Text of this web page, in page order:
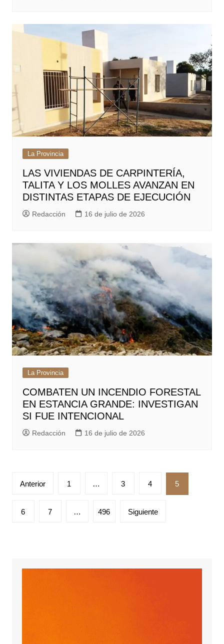
La Provincia
LAS VIVIENDAS DE CARPINTERÍA,
TALITA Y LOS MOLLES AVANZAN EN
DISTINTAS ETAPAS DE EJECUCIÓN
Redacción 16 de julio de 2026
La Provincia
COMBATEN UN INCENDIO FORESTAL
EN ESTANCIA GRANDE: INVESTIGAN
SI FUE INTENCIONAL
Redacción 16 de julio de 2026
Paginación
entradas
Anterior 1 … 3 4 5
6 7 … 496 Siguiente